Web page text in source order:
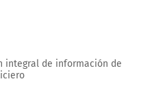
integral de información de